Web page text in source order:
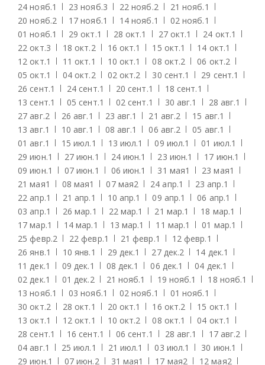
24 нояб.1 23 нояб.3 22 нояб.2 21 нояб.1
20 нояб.2 17 нояб.1 14 нояб.1 02 нояб.1
01 нояб.1 29 окт.1 28 окт.1 27 окт.1 24 окт.1
22 окт.3 18 окт.2 16 окт.1 15 окт.1 14 окт.1
12 окт.1 11 окт.1 10 окт.1 08 окт.2 06 окт.2
05 окт.1 04 окт.2 02 окт.2 30 сент.1 29 сент.1
26 сент.1 24 сент.1 20 сент.1 18 сент.1
13 сент.1 05 сент.1 02 сент.1 30 авг.1 28 авг.1
27 авг.2 26 авг.1 23 авг.1 21 авг.2 15 авг.1
13 авг.1 10 авг.1 08 авг.1 06 авг.2 05 авг.1
01 авг.1 15 июл.1 13 июл.1 09 июл.1 01 июл.1
29 июн.1 27 июн.1 24 июн.1 23 июн.1 17 июн.1
09 июн.1 07 июн.1 06 июн.1 31 мая1 23 мая1
21 мая1 08 мая1 07 мая2 24 апр.1 23 апр.1
22 апр.1 21 апр.1 10 апр.1 09 апр.1 06 апр.1
03 апр.1 26 мар.1 22 мар.1 21 мар.1 18 мар.1
17 мар.1 14 мар.1 13 мар.1 11 мар.1 01 мар.1
25 февр.2 22 февр.1 21 февр.1 12 февр.1
26 янв.1 10 янв.1 29 дек.1 27 дек.2 14 дек.1
11 дек.1 09 дек.1 08 дек.1 06 дек.1 04 дек.1
02 дек.1 01 дек.2 21 нояб.1 19 нояб.1 18 нояб.1
13 нояб.1 03 нояб.1 02 нояб.1 01 нояб.1
30 окт.2 28 окт.1 20 окт.1 16 окт.2 15 окт.1
13 окт.1 12 окт.1 10 окт.2 08 окт.1 04 окт.1
28 сент.1 16 сент.1 06 сент.1 28 авг.1 17 авг.2
04 авг.1 25 июл.1 21 июл.1 03 июл.1 30 июн.1
29 июн.1 07 июн.2 31 мая1 17 мая2 12 мая2